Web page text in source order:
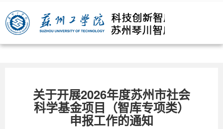
关于开展2026年度苏州市社会
科学基金项目（智库专项类）
申报工作的通知